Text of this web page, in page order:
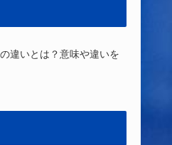
違いとは？意味や違いを